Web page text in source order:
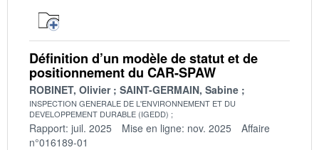
Définition d’un modèle de statut et de
positionnement du CAR-SPAW
ROBINET, Olivier SAINT-GERMAIN, Sabine
INSPECTION GENERALE DE L'ENVIRONNEMENT ET DU
DEVELOPPEMENT DURABLE (IGEDD)
Rapport: juil. 2025 Mise en ligne: nov. 2025
Affaire
n°016189-01